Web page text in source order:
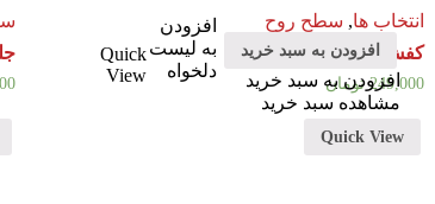
افزودن به سبد خرید
افزودن به سبد خرید
مشاهده سبد خرید
افزودن
به لیست
دلخواه
Quick
View
انتخاب ها, سطح روح
کفش های تخت
249,000 تومان
Quick View